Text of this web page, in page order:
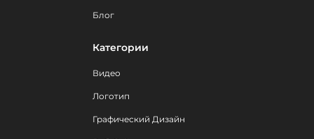
Блог
Категории
Видео
Логотип
Графический Дизайн